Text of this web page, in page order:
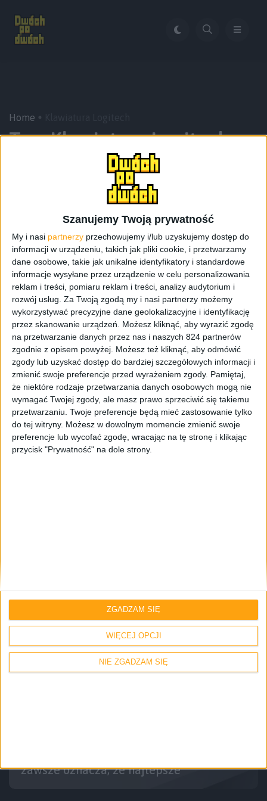
Szanujemy Twoją prywatność
My i nasi partnerzy przechowujemy i/lub uzyskujemy dostęp do
informacji w urządzeniu, takich jak pliki cookie, i przetwarzamy
dane osobowe, takie jak unikalne identyfikatory i standardowe
informacje wysyłane przez urządzenie w celu personalizowania
reklam i treści, pomiaru reklam i treści, analizy audytorium i
rozwój usług. Za Twoją zgodą my i nasi partnerzy możemy
wykorzystywać precyzyjne dane geolokalizacyjne i identyfikację
przez skanowanie urządzeń. Możesz kliknąć, aby wyrazić zgodę
na przetwarzanie danych przez nas i naszych 824 partnerów
zgodnie z opisem powyżej. Możesz też kliknąć, aby odmówić
zgody lub uzyskać dostęp do bardziej szczegółowych informacji i
zmienić swoje preferencje przed wyrażeniem zgody. Pamiętaj,
że niektóre rodzaje przetwarzania danych osobowych mogą nie
wymagać Twojej zgody, ale masz prawo sprzeciwić się takiemu
przetwarzaniu. Twoje preferencje będą mieć zastosowanie tylko
do tej witryny. Możesz w dowolnym momencie zmienić swoje
preferencje lub wycofać zgodę, wracając na tę stronę i klikając
przycisk "Prywatność" na dole strony.
WIĘCEJ OPCJI
NIE ZGADZAM SIĘ
ZGADZAM SIĘ
Home
Tag:Klawiatura Logitech
Recenzje sprzętu Akcesoria Recenzje
Logitech MX Master 3 i Logitech MX Keys
to najlepszy zestaw jaki używałem
zawsze oznacza, że najlepsze